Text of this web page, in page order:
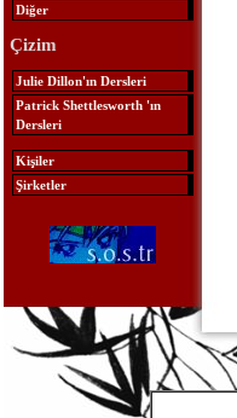
Diğer
Çizim
Julie Dillon'ın Dersleri
Patrick Shettlesworth 'ın
Dersleri
Kişiler
Şirketler